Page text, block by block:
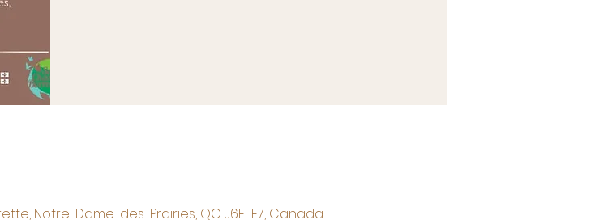
Notre-Dame-des-Prairies, QC J6E 1E7, Canada